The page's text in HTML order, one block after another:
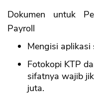
Dokumen untuk
Payroll
Mengisi
Fotokopi KTP
sifatnya wajib
juta.